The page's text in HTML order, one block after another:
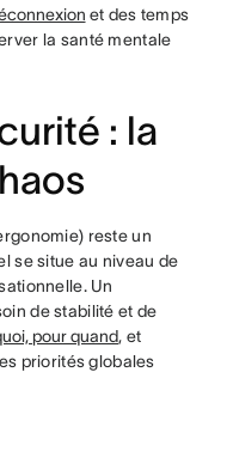
et des temps
la santé mentale
: la
reste un
se situe au niveau de
Un
de stabilité et de
pour quand, et
priorités globales